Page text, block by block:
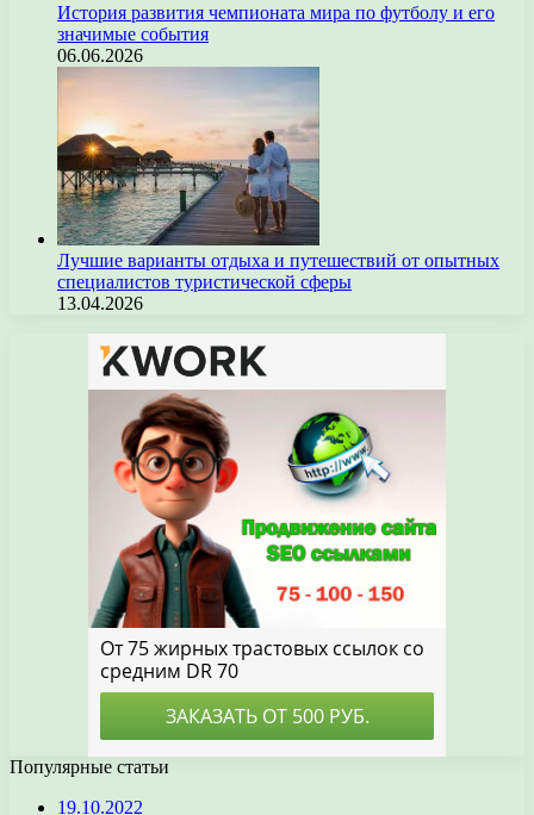
История развития чемпионата мира по футболу и его
значимые события
06.06.2026
Лучшие варианты отдыха и путешествий от опытных
специалистов туристической сферы
13.04.2026
Популярные статьи
19.10.2022